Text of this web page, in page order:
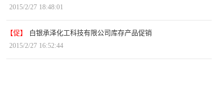
2015/2/27 18:48:01
【促】
白银承泽化工科技有限公司库存产品促销
2015/2/27 16:52:44